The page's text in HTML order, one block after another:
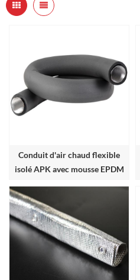
Conduit d'air chaud flexible
isolé APK avec mousse EPDM